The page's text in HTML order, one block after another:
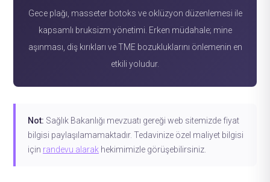
Gece plağı, masseter botoks ve oklüzyon düzenlemesi ile
kapsamlı bruksizm yönetimi. Erken müdahale; mine
aşınması, diş kırıkları ve TME bozukluklarını önlemenin en
etkili yoludur.
Not: Sağlık Bakanlığı mevzuatı gereği web sitemizde fiyat
bilgisi paylaşılamamaktadır. Tedavinize özel maliyet bilgisi
için randevu alarak hekimimizle görüşebilirsiniz.